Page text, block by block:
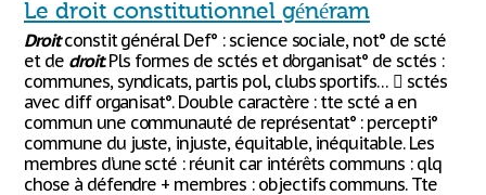
Le droit constitutionnel généram
Droitconstit général Def° : science sociale, not° de scté
et de droit. Pls formes de sctés et d’organisat° de sctés :
communes, syndicats, partis pol, clubs sportifs…  sctés
avec diff organisat°. Double caractère : tte scté a en
commun une communauté de représentat° : percepti°
commune du juste, injuste, équitable, inéquitable. Les
membres d’une scté : réunit car intérêts communs : qlq
chose à défendre + membres : objectifs communs. Tte